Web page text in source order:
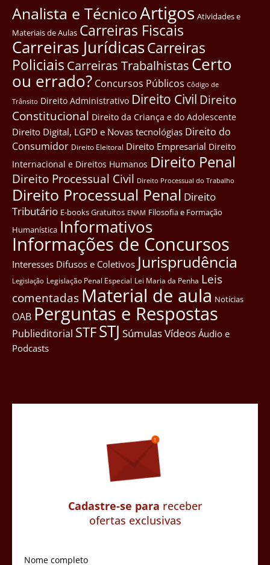
Analista e TécnicoArtigos Atividades e
Materiais de Aulas Carreiras Fiscais
Carreiras JurídicasCarreiras
Policiais Carreiras Trabalhistas Certo
ou errado? Concursos Públicos Côdigo de
Trânsito Direito Administrativo Direito Civil Direito
Constitucional Direito da Criança e do Adolescente
Direito Digital, LGPD e Novas tecnológias Direito do
Consumidor Direito Eleitoral Direito Empresarial Direito
Internacional e Direitos Humanos Direito Penal
Direito Processual Civil Direito Processual do Trabalho
Direito Processual Penal Direito
Tributário E-books Gratuitos ENAM Filosofia e Formação
Humanística Informativos
Informações de Concursos
Interesses Difusos e Coletivos Jurisprudência
Legislação Legislação Penal Especial Lei Maria da Penha Leis
comentadas Material de aula Notícias
OAB Perguntas e Respostas
Publieditorial STFSTJ SúmulasVídeos Áudio e
Podcasts
Cadastre-se para receber
ofertas exclusivas
Nome completo